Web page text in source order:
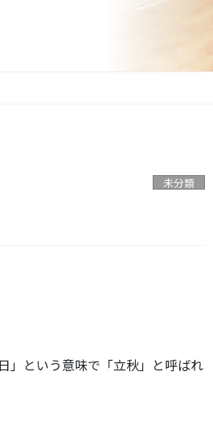
未分類
」という意味で「立秋」と呼ばれ